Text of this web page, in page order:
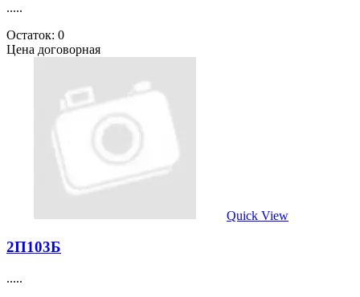
.....
Остаток: 0
Цена договорная
Quick View
2П103Б
.....